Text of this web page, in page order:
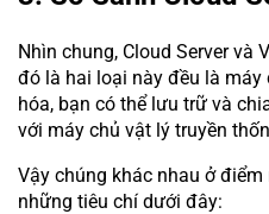
Nhìn chung, Cloud Server và
đó là hai loại này đều là máy
hóa, bạn có thể lưu trữ và
với máy chủ vật lý truyền
Vậy chúng khác nhau ở
những tiêu chí dưới đây: